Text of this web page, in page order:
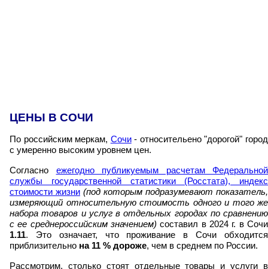
ЦЕНЫ В СОЧИ
По российским меркам, Сочи- относительено "дорогой" город
с умеренно высоким уровнем цен.
Согласно ежегодно публикуемым расчетам Федеральной
службы государственной статистики (Росстата), индекс
стоимости жизни (под которым подразумевают показатель,
измеряющий относительную стоимость одного и того же
набора товаров и услуг в отдельных городах по сравнению
с ее среднероссийским значением) составил в 2024 г. в Сочи
1.11. Это означает, что проживание в Сочи обходится
приблизительно на 11 % дороже, чем в среднем по России.
Рассмотрим, столько стоят отдельные товары и услуги в